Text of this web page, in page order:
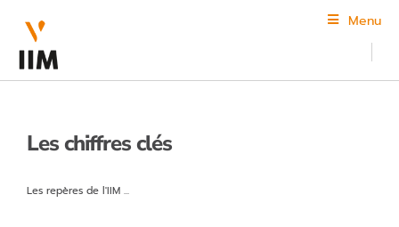
Menu
Les chiffres clés
Les repères de l'IIM ...